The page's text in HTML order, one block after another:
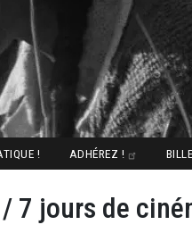
! ADHÉREZ !
7 jours de